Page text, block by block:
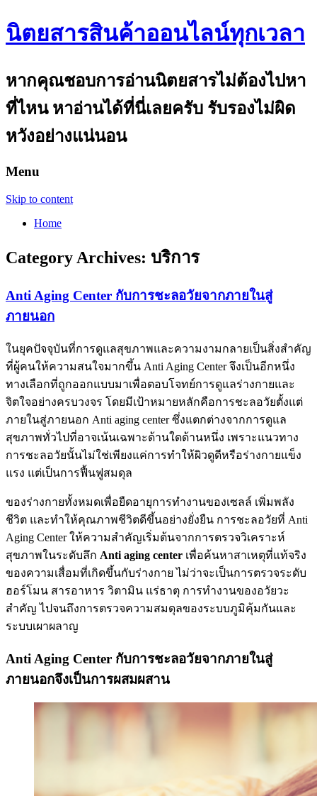
นิตยสารสินค้าออนไลน์ทุกเวลา
หากคุณชอบการอ่านนิตยสารไม่ต้องไปหา
ที่ไหน หาอ่านได้ที่นี่เลยครับ รับรองไม่ผิด
หวังอย่างแน่นอน
Menu
Skip to content
Home
Category Archives: บริการ
Anti Aging Center กับการชะลอวัยจากภายในสู่
ภายนอก
ในยุคปัจจุบันที่การดูแลสุขภาพและความงามกลายเป็นสิ่งสำคัญ
ที่ผู้คนให้ความสนใจมากขึ้น Anti Aging Center จึงเป็นอีกหนึ่ง
ทางเลือกที่ถูกออกแบบมาเพื่อตอบโจทย์การดูแลร่างกายและ
จิตใจอย่างครบวงจร โดยมีเป้าหมายหลักคือการชะลอวัยตั้งแต่
ภายในสู่ภายนอก Anti aging center ซึ่งแตกต่างจากการดูแล
สุขภาพทั่วไปที่อาจเน้นเฉพาะด้านใดด้านหนึ่ง เพราะแนวทาง
การชะลอวัยนั้นไม่ใช่เพียงแค่การทำให้ผิวดูดีหรือร่างกายแข็ง
แรง แต่เป็นการฟื้นฟูสมดุล
ของร่างกายทั้งหมดเพื่อยืดอายุการทำงานของเซลล์ เพิ่มพลัง
ชีวิต และทำให้คุณภาพชีวิตดีขึ้นอย่างยั่งยืน การชะลอวัยที่ Anti
Aging Center ให้ความสำคัญเริ่มต้นจากการตรวจวิเคราะห์
สุขภาพในระดับลึก Anti aging center เพื่อค้นหาสาเหตุที่แท้จริง
ของความเสื่อมที่เกิดขึ้นกับร่างกาย ไม่ว่าจะเป็นการตรวจระดับ
ฮอร์โมน สารอาหาร วิตามิน แร่ธาตุ การทำงานของอวัยวะ
สำคัญ ไปจนถึงการตรวจความสมดุลของระบบภูมิคุ้มกันและ
ระบบเผาผลาญ
Anti Aging Center กับการชะลอวัยจากภายในสู่
ภายนอกจึงเป็นการผสมผสาน